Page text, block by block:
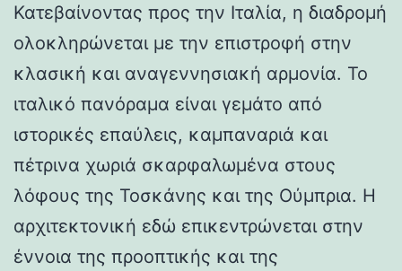
Κατεβαίνοντας προς την Ιταλία, η διαδρομή
ολοκληρώνεται με την επιστροφή στην
κλασική και αναγεννησιακή αρμονία. Το
ιταλικό πανόραμα είναι γεμάτο από
ιστορικές επαύλεις, καμπαναριά και
πέτρινα χωριά σκαρφαλωμένα στους
λόφους της Τοσκάνης και της Ούμπρια. Η
αρχιτεκτονική εδώ επικεντρώνεται στην
έννοια της προοπτικής και της